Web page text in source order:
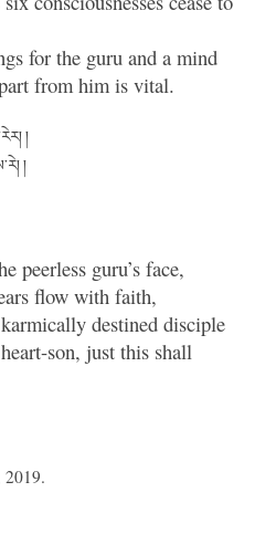
for the guru and a mind
from him is vital.
།
།
peerless guru’s face,
flow with faith,
destined disciple
son, just this shall
2019.